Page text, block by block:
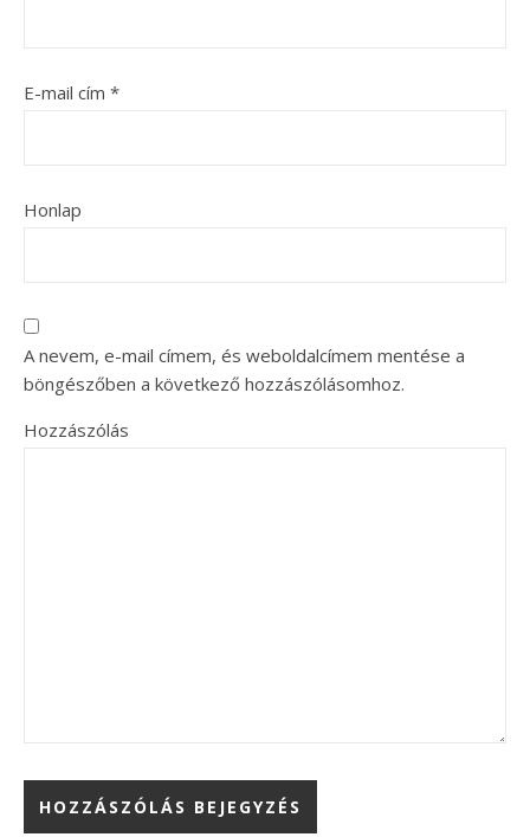
E-mail cím *
Honlap
A nevem, e-mail címem, és weboldalcímem mentése a
böngészőben a következő hozzászólásomhoz.
Hozzászólás